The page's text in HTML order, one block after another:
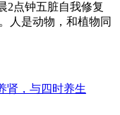
2点钟五脏自我修复
人是动物，和植物同